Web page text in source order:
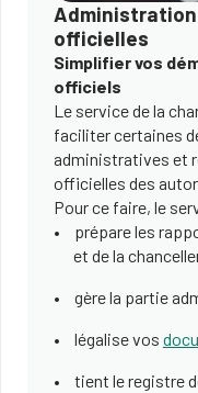
officielles
Simplifier vos
officiels
Le service de la
faciliter certaines
administratives et
officielles des
Pour ce faire, le
prépare les
et de la
gère la partie
légalise vos
tient le registre